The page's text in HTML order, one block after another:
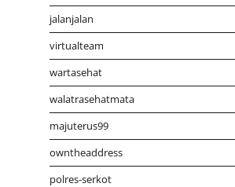
jalanjalan
virtualteam
wartasehat
walatrasehatmata
majuterus99
owntheaddress
polres-serkot